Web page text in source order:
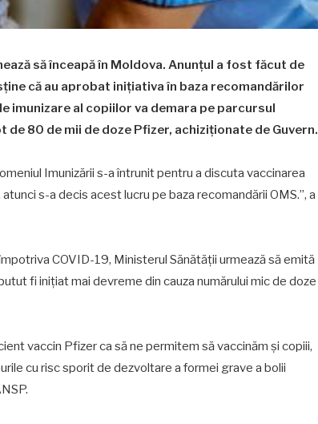
să înceapă în Moldova. Anunţul a fost făcut de
că au aprobat iniţiativa în baza recomandărilor
imunizare al copiilor va demara pe parcursul
80 de mii de doze Pfizer, achiziţionate de Guvern.
Imunizării s-a întrunit pentru a discuta vaccinarea
s-a decis acest lucru pe baza recomandării OMS.”, a
COVID-19, Ministerul Sănătăţii urmează să emită
fi iniţiat mai devreme din cauza numărului mic de doze
vaccin Pfizer ca să ne permitem să vaccinăm şi copiii,
cu risc sporit de dezvoltare a formei grave a bolii